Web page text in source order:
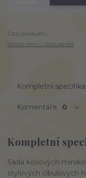
Číslo produktu:
Hlídat cenu / dostupnost
Kompletní
Komentáře 0
Kompletní
Sada kovových
stylových cibulových